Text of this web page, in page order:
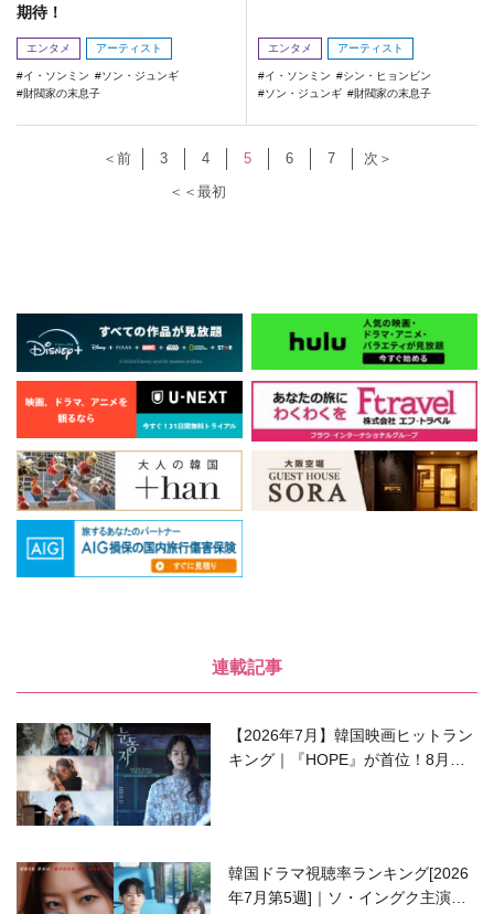
期待！
エンタメ アーティスト
イ・ソンミン
ソン・ジュンギ
財閥家の末息子
エンタメ アーティスト
イ・ソンミン
シン・ヒョンビン
ソン・ジュンギ
財閥家の末息子
＜＜最初
＜前 3 4 5 6 7 次＞
連載記事
【2026年7月】韓国映画ヒットラン
キング｜『HOPE』が首位！8月公
韓国ドラマ視聴率ランキング[2026
年7月第5週]｜ソ・イングク主演の